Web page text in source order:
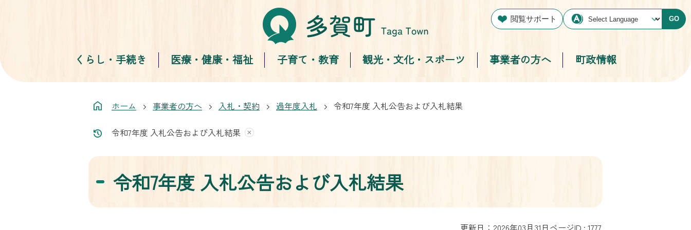
閲覧サポート GO
くらし・手続き 医療・健康・福祉 子育て・教育 観光・文化・スポーツ 事業者の方へ 町政情報
ホーム 事業者の方へ 入札・契約 過年度入札 令和7年度 入札公告および入札結果
令和7年度 入札公告および入札結果
令和7年度 入札公告および入札結果
更新日：2026年03月31日 ページID : 1777